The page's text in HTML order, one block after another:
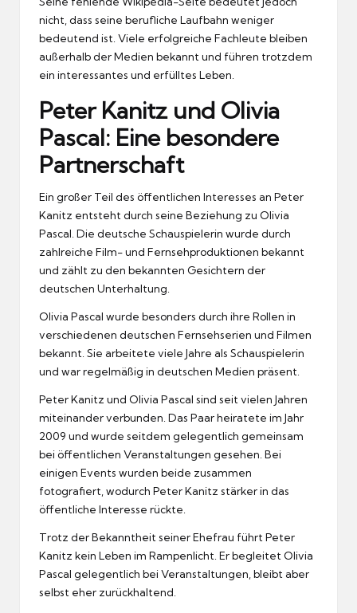
nicht, dass seine berufliche Laufbahn weniger
bedeutend ist. Viele erfolgreiche Fachleute bleiben
außerhalb der Medien bekannt und führen trotzdem
ein interessantes und erfülltes Leben.
Peter Kanitz und Olivia
Pascal: Eine besondere
Partnerschaft
Ein großer Teil des öffentlichen Interesses an Peter
Kanitz entsteht durch seine Beziehung zu Olivia
Pascal. Die deutsche Schauspielerin wurde durch
zahlreiche Film- und Fernsehproduktionen bekannt
und zählt zu den bekannten Gesichtern der
deutschen Unterhaltung.
Olivia Pascal wurde besonders durch ihre Rollen in
verschiedenen deutschen Fernsehserien und Filmen
bekannt. Sie arbeitete viele Jahre als Schauspielerin
und war regelmäßig in deutschen Medien präsent.
Peter Kanitz und Olivia Pascal sind seit vielen Jahren
miteinander verbunden. Das Paar heiratete im Jahr
2009 und wurde seitdem gelegentlich gemeinsam
bei öffentlichen Veranstaltungen gesehen. Bei
einigen Events wurden beide zusammen
fotografiert, wodurch Peter Kanitz stärker in das
öffentliche Interesse rückte.
Trotz der Bekanntheit seiner Ehefrau führt Peter
Kanitz kein Leben im Rampenlicht. Er begleitet Olivia
Pascal gelegentlich bei Veranstaltungen, bleibt aber
selbst eher zurückhaltend.